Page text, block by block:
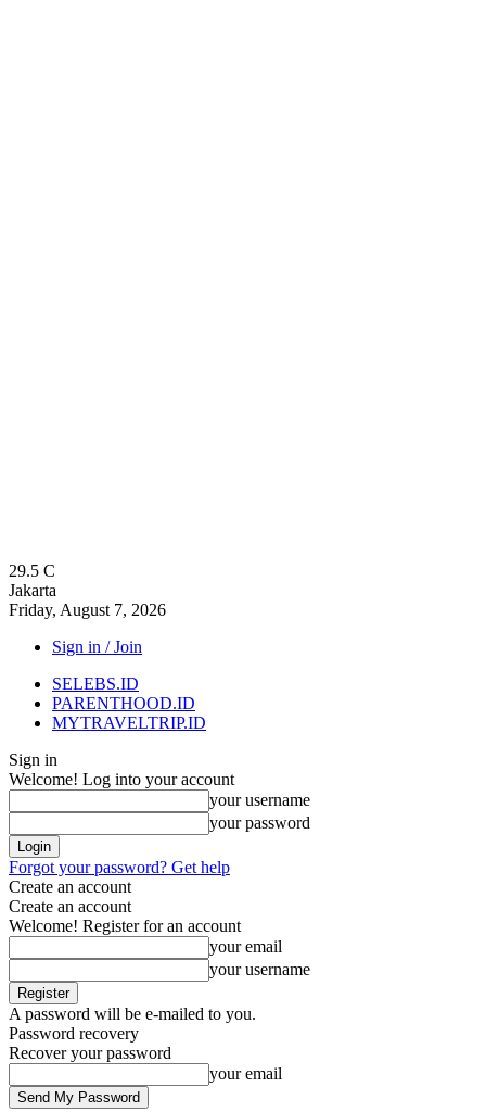
29.5 C
Jakarta
Friday, August 7, 2026
Sign in / Join
SELEBS.ID
PARENTHOOD.ID
MYTRAVELTRIP.ID
Sign in
Welcome! Log into your account
your username
your password
Forgot your password? Get help
Create an account
Create an account
Welcome! Register for an account
your email
your username
A password will be e-mailed to you.
Password recovery
Recover your password
your email